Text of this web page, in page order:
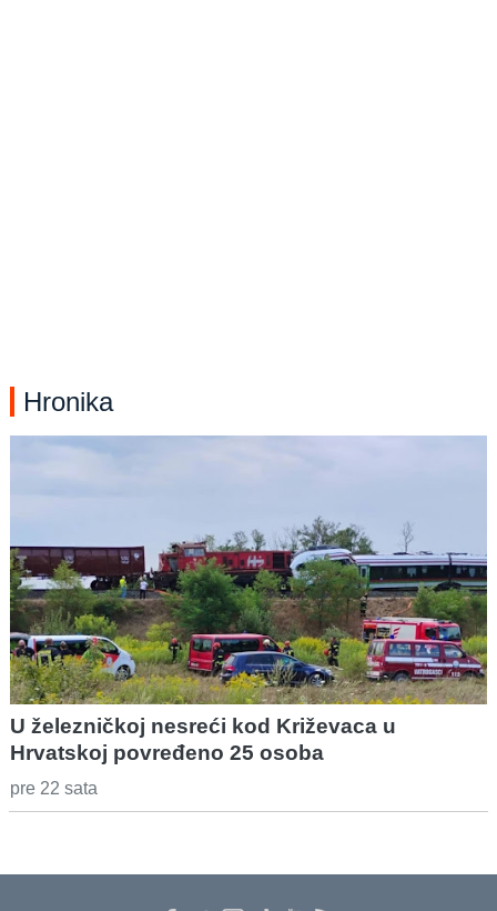
Hronika
U železničkoj nesreći kod Križevaca u
Hrvatskoj povređeno 25 osoba
pre 22 sata